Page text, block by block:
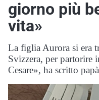
giorno più
vita»
La figlia Aurora si era
Svizzera, per partorire
Cesare», ha scritto